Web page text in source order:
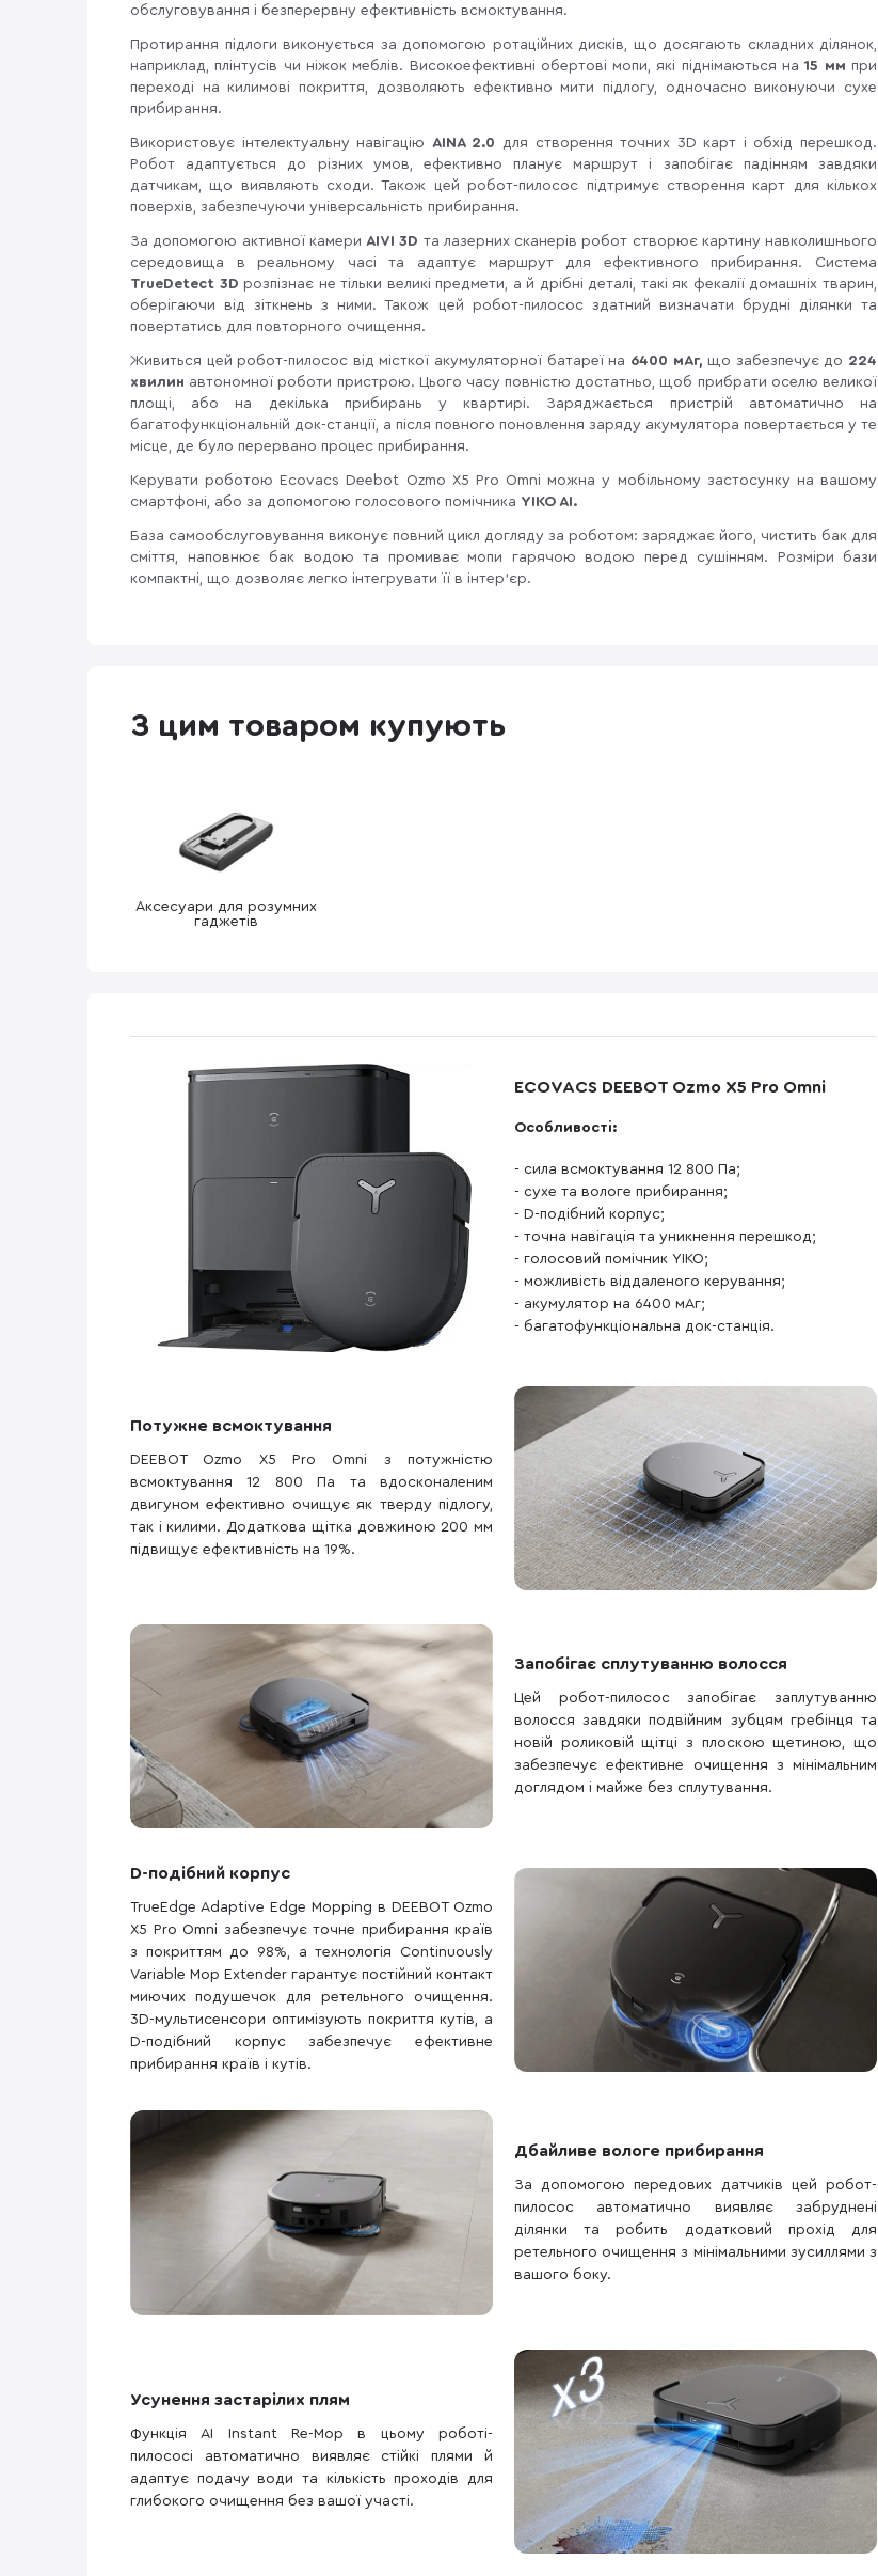
обслуговування і безперервну ефективність всмоктування.
Протирання підлоги виконується за допомогою ротаційних дисків, що досягають складних ділянок,
наприклад, плінтусів чи ніжок меблів. Високоефективні обертові мопи, які піднімаються на15 мм при
переході на килимові покриття, дозволяють ефективно мити підлогу, одночасно виконуючи сухе
прибирання.
Використовує інтелектуальну навігацію AINA 2.0 для створення точних 3D карт і обхід перешкод.
Робот адаптується до різних умов, ефективно планує маршрут і запобігає падінням завдяки
датчикам, що виявляють сходи. Також цей робот-пилосос підтримує створення карт для кількох
поверхів, забезпечуючи універсальність прибирання.
За допомогою активної камери AIVI 3D та лазерних сканерів робот створює картину навколишнього
середовища в реальному часі та адаптує маршрут для ефективного прибирання. Система
TrueDetect 3Dрозпізнає не тільки великі предмети, а й дрібні деталі, такі як фекалії домашніх тварин,
оберігаючи від зіткнень з ними. Також цей робот-пилосос здатний визначати брудні ділянки та
повертатись для повторного очищення.
Живиться цей робот-пилосос від місткої акумуляторної батареї на 6400 мАг,що забезпечує до 224
хвилин автономної роботи пристрою. Цього часу повністю достатньо, щоб прибрати оселю великої
площі, або на декілька прибирань у квартирі. Заряджається пристрій автоматично на
багатофункціональній док-станції, а після повного поновлення заряду акумулятора повертається у те
місце, де було перервано процес прибирання.
Керувати роботою Ecovacs Deebot Ozmo X5 Pro Omni можна у мобільному застосунку на вашому
смартфоні, або за допомогою голосового помічника YIKO AI.
База самообслуговування виконує повний цикл догляду за роботом: заряджає його, чистить бак для
сміття, наповнює бак водою та промиває мопи гарячою водою перед сушінням. Розміри бази
компактні, що дозволяє легко інтегрувати її в інтер'єр.
З цим товаром купують
Аксесуари для розумних
гаджетів
ECOVACS DEEBOT Ozmo X5 Pro Omni
Особливості:
- сила всмоктування 12 800 Па;
- сухе та вологе прибирання;
- D-подібний корпус;
- точна навігація та уникнення перешкод;
- голосовий помічник YIKO;
- можливість віддаленого керування;
- акумулятор на 6400 мАг;
- багатофункціональна док-станція.
Потужне всмоктування
DEEBOT Ozmo X5 Pro Omni з потужністю
всмоктування 12 800 Па та вдосконаленим
двигуном ефективно очищує як тверду підлогу,
так і килими. Додаткова щітка довжиною 200 мм
підвищує ефективність на 19%.
Запобігає сплутуванню волосся
Цей робот-пилосос запобігає заплутуванню
волосся завдяки подвійним зубцям гребінця та
новій роликовій щітці з плоскою щетиною, що
забезпечує ефективне очищення з мінімальним
доглядом і майже без сплутування.
D-подібний корпус
TrueEdge Adaptive Edge Mopping в DEEBOT Ozmo
X5 Pro Omni забезпечує точне прибирання країв
з покриттям до 98%, а технологія Continuously
Variable Mop Extender гарантує постійний контакт
миючих подушечок для ретельного очищення.
3D-мультисенсори оптимізують покриття кутів, а
D-подібний корпус забезпечує ефективне
прибирання країв і кутів.
Дбайливе вологе прибирання
За допомогою передових датчиків цей робот-
пилосос автоматично виявляє забруднені
ділянки та робить додатковий прохід для
ретельного очищення з мінімальними зусиллями з
вашого боку.
Усунення застарілих плям
Функція AI Instant Re-Mop в цьому роботі-
пилососі автоматично виявляє стійкі плями й
адаптує подачу води та кількість проходів для
глибокого очищення без вашої участі.